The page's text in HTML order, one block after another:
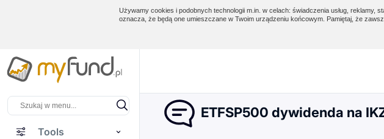
Używamy cookies i podobnych technologii m.in. w celach: świadczenia usług,
oznacza, że będą one umieszczane w Twoim urządzeniu końcowym. Pamiętaj, że
Tools
ETFSP500 dywidenda na